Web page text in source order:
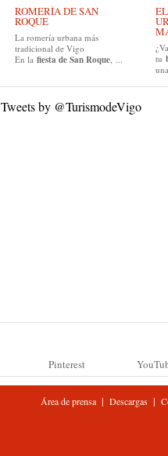
ROMERÍA DE SAN
ROQUE
La romería urbana más
tradicional de Vigo
En la fiesta de San Roque, ...
tu
Tweets by @TurismodeVigo
Pinterest
Área de prensa| Descargas|